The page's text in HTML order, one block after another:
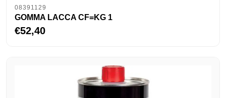
08391129
GOMMA LACCA CF=KG 1
€52,40